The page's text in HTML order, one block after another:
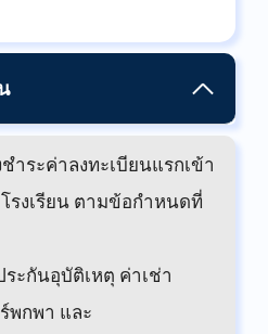
ำระค่าลงทะเบียนแรกเข้า
งเรียน ตามข้อกำหนดที่
ะกันอุบัติเหตุ ค่าเช่า
พกพา และ